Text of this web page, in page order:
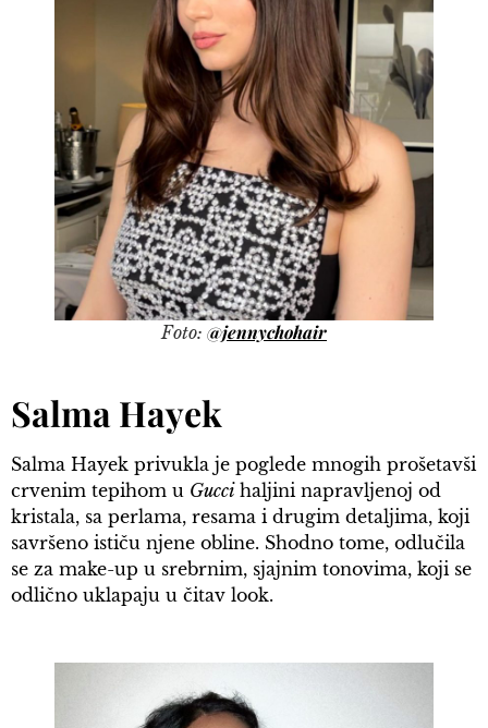
Foto: @jennychohair
Salma Hayek
Salma Hayek privukla je poglede mnogih prošetavši
crvenim tepihom u Gucci haljini napravljenoj od
kristala, sa perlama, resama i drugim detaljima, koji
savršeno ističu njene obline. Shodno tome, odlučila
se za make-up u srebrnim, sjajnim tonovima, koji se
odlično uklapaju u čitav look.